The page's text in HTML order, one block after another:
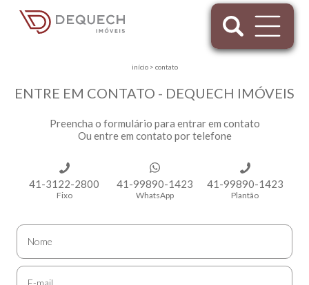
início> contato
ENTRE EM CONTATO - DEQUECH IMÓVEIS
Preencha o formulário para entrar em contato
Ou entre em contato por telefone
41-3122-2800
Fixo
41-99890-1423
WhatsApp
41-99890-1423
Plantão